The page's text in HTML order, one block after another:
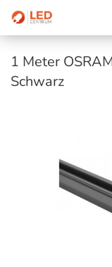
1 Meter
Schwarz